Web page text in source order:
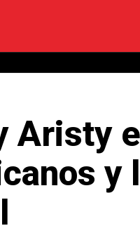
Aristy
y